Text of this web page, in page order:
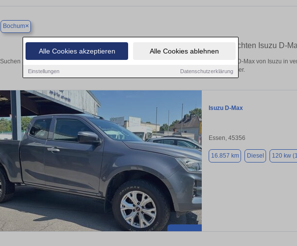
Alle Cookies akzeptieren Alle Cookies ablehnen
Einstellungen Datenschutzerklärung
Bochum×
Finden Sie in Bochum Ihren gebrauchten Isuzu D-
Suchen Sie in Bochum einen Isuzu D-Max Gebrauchtwagen? Entdecken Sie gebrauchte D-Max von Isuzu in
von privat und vom Händler.
Isuzu D-Max
Essen, 45356
16.857 km Diesel 120 kw